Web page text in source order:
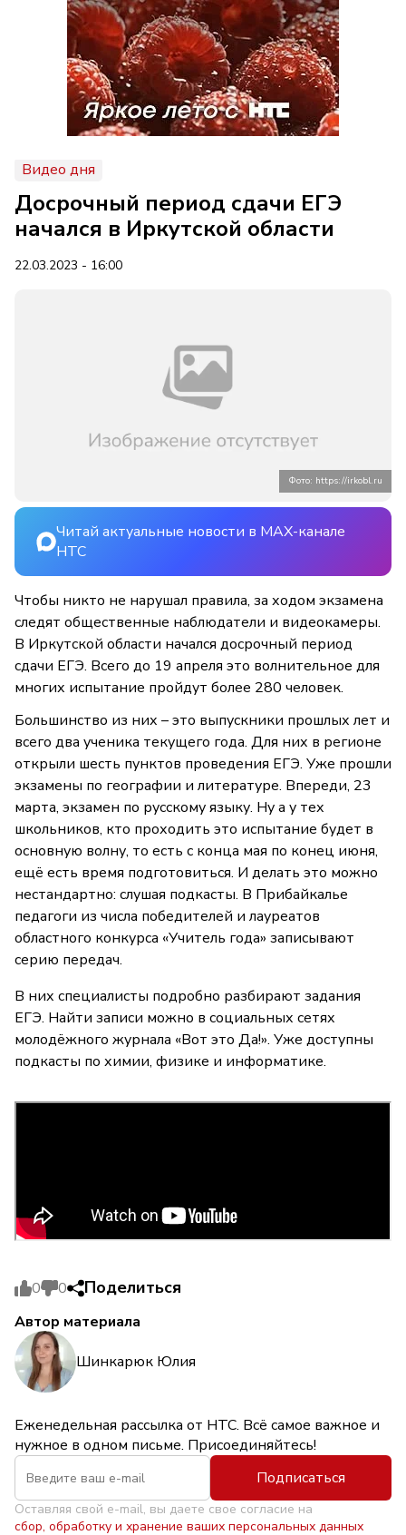
Видео дня
Досрочный период сдачи ЕГЭ
начался в Иркутской области
22.03.2023 - 16:00
Фото: https://irkobl.ru
Читай актуальные новости в MAX-канале
НТС
Чтобы никто не нарушал правила, за ходом экзамена
следят общественные наблюдатели и видеокамеры.
В Иркутской области начался досрочный период
сдачи ЕГЭ. Всего до 19 апреля это волнительное для
многих испытание пройдут более 280 человек.
Большинство из них – это выпускники прошлых лет и
всего два ученика текущего года. Для них в регионе
открыли шесть пунктов проведения ЕГЭ. Уже прошли
экзамены по географии и литературе. Впереди, 23
марта, экзамен по русскому языку. Ну а у тех
школьников, кто проходить это испытание будет в
основную волну, то есть с конца мая по конец июня,
ещё есть время подготовиться. И делать это можно
нестандартно: слушая подкасты. В Прибайкалье
педагоги из числа победителей и лауреатов
областного конкурса «Учитель года» записывают
серию передач.
В них специалисты подробно разбирают задания
ЕГЭ. Найти записи можно в социальных сетях
молодёжного журнала «Вот это Да!». Уже доступны
подкасты по химии, физике и информатике.
0 0 Поделиться
Автор материала
Шинкарюк Юлия
Еженедельная рассылка от НТС. Всё самое важное и
нужное в одном письме. Присоединяйтесь!
Подписаться
Оставляя свой e-mail, вы даете свое согласие на
сбор, обработку и хранение ваших персональных данных